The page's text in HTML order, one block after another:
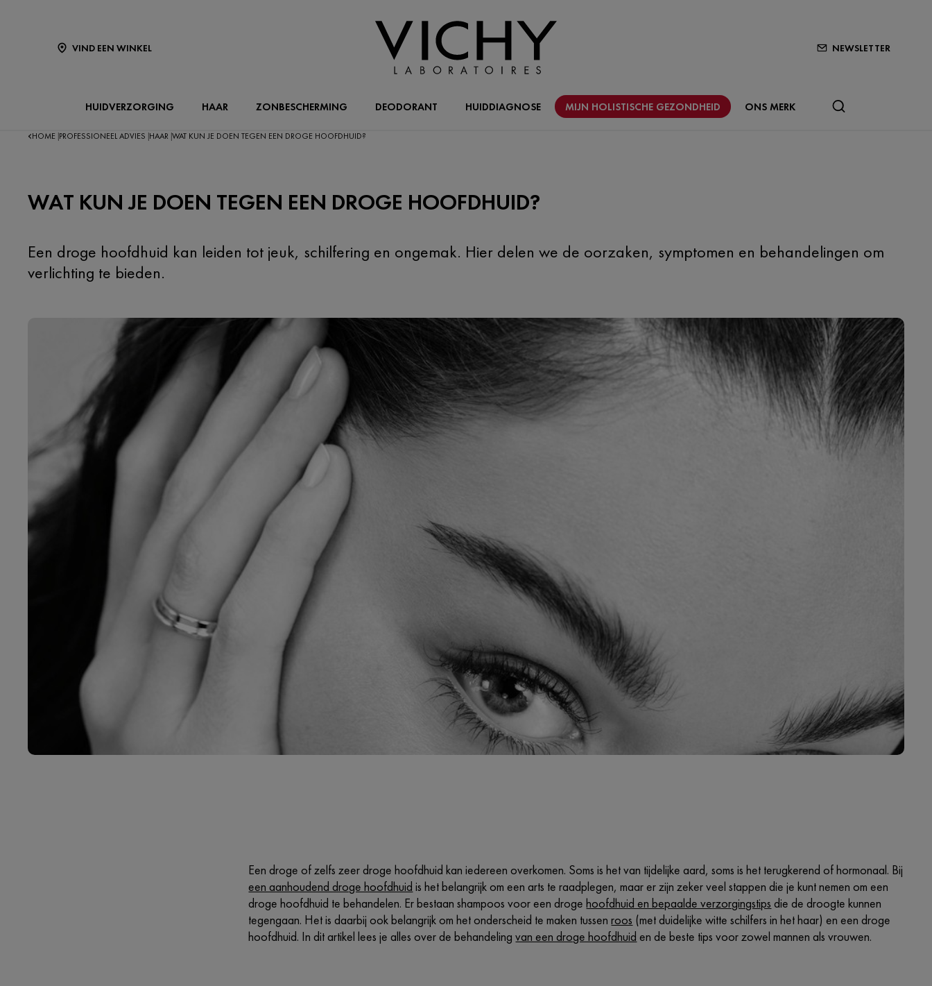
VIND EEN WINKEL NEWSLETTER
HUIDVERZORGING HAAR ZONBESCHERMING DEODORANT HUIDDIAGNOSE MIJN HOLISTISCHE GEZONDHEID ONS MERK
HOME PROFESSIONEEL ADVIES HAAR WAT KUN JE DOEN TEGEN EEN DROGE HOOFDHUID?
WAT KUN JE DOEN TEGEN EEN DROGE HOOFDHUID?
Een droge hoofdhuid kan leiden tot jeuk, schilfering en ongemak. Hier delen we de oorzaken, symptomen en behandelingen om
verlichting te bieden.
Een droge of zelfs zeer droge hoofdhuid kan iedereen overkomen. Soms is het van tijdelijke aard, soms is het terugkerend of hormonaal. Bij
een aanhoudend droge hoofdhuid is het belangrijk om een arts te raadplegen, maar er zijn zeker veel stappen die je kunt nemen om een
droge hoofdhuid te behandelen. Er bestaan shampoos voor een drogehoofdhuid en bepaalde verzorgingstips die de droogte kunnen
tegengaan. Het is daarbij ook belangrijk om het onderscheid te maken tussenroos (met duidelijke witte schilfers in het haar) en een droge
hoofdhuid. In dit artikel lees je alles over de behandelingvan een droge hoofdhuid en de beste tips voor zowel mannen als vrouwen.